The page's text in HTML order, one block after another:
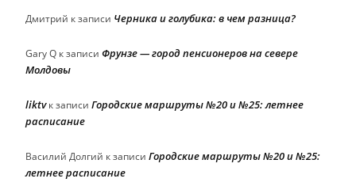
Дмитрий к записи Черника и голубика: в чем разница?
Gary Q к записи Фрунзе — город пенсионеров на севере
Молдовы
liktvк записи Городские маршруты №20 и №25: летнее
расписание
Василий Долгий к записи Городские маршруты №20 и №25:
летнее расписание